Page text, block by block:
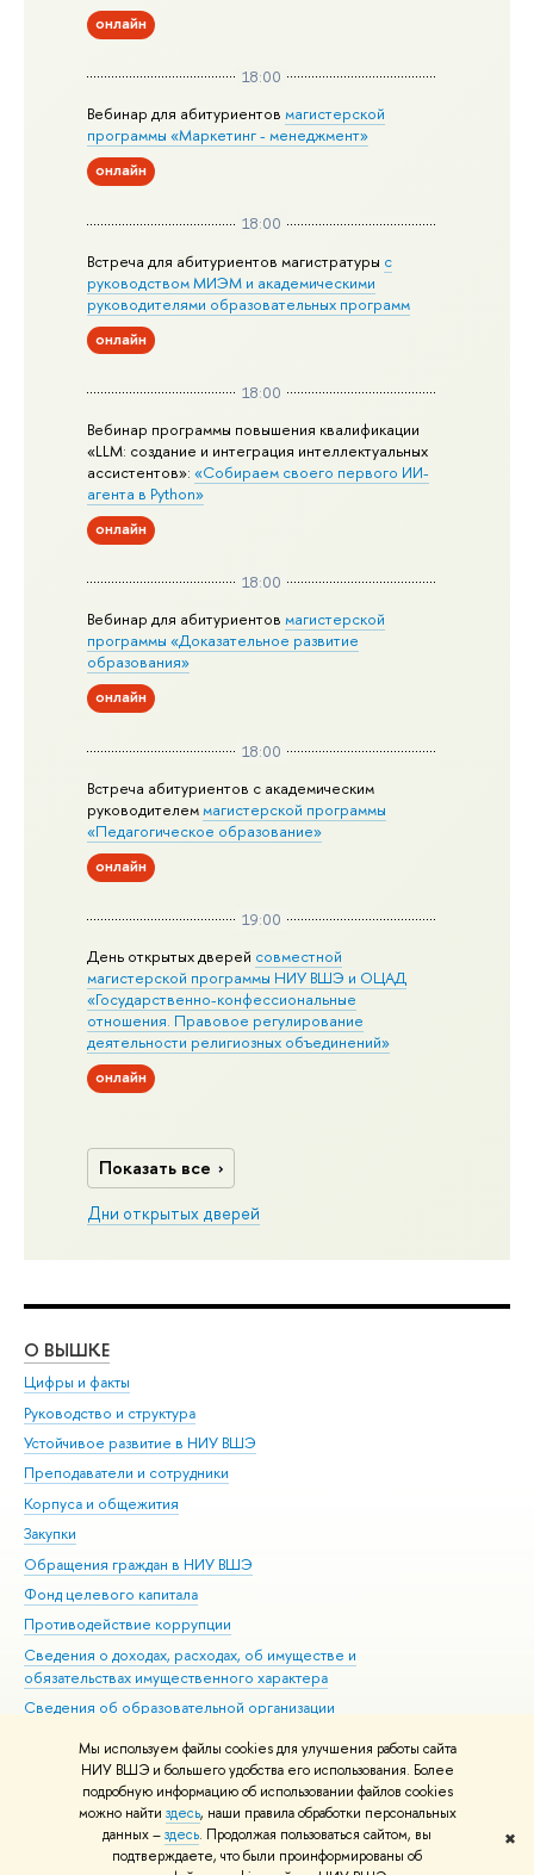
Мы используем файлы cookies для улучшения работы сайта
НИУ ВШЭ и большего удобства его использования. Более
подробную информацию об использовании файлов cookies
можно найти здесь, наши правила обработки персональных
данных –здесь. Продолжая пользоваться сайтом, вы
подтверждаете, что были проинформированы об
✖
онлайн
18:00
Вебинар для абитуриентовмагистерской
программы «Маркетинг - менеджмент»
онлайн
18:00
Встреча для абитуриентов магистратуры с
руководством МИЭМ и академическими
руководителями образовательных программ
онлайн
18:00
Вебинар программы повышения квалификации
«LLM: создание и интеграция интеллектуальных
ассистентов»:«Собираем своего первого ИИ-
агента в Python»
онлайн
18:00
Вебинар для абитуриентовмагистерской
программы «Доказательное развитие
образования»
онлайн
18:00
Встреча абитуриентов с академическим
руководителеммагистерской программы
«Педагогическое образование»
онлайн
19:00
День открытых дверей совместной
магистерской программы НИУ ВШЭ и ОЦАД
«Государственно-конфессиональные
отношения. Правовое регулирование
деятельности религиозных объединений»
онлайн
Показать все
Дни открытых дверей
О ВЫШКЕ
Цифры и факты
Руководство и структура
Устойчивое развитие в НИУ ВШЭ
Преподаватели и сотрудники
Корпуса и общежития
Закупки
Обращения граждан в НИУ ВШЭ
Фонд целевого капитала
Противодействие коррупции
Сведения о доходах, расходах, об имуществе и
обязательствах имущественного характера
Сведения об образовательной организации
Людям с ограниченными возможностями здоровья
Единая платежная страница
Работа в Вышке